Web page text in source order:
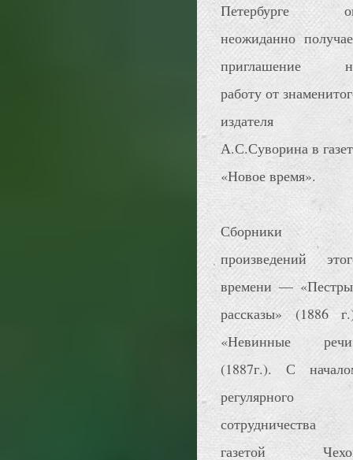
Петербурге
неожиданно
приглашение
работу от
издателя
А.С.Суворина в
«Новое время».
Сборники
произведений
времени —
рассказы» (1886
«Невинные
(1887г.). С
регулярного
сотрудничества
газетой